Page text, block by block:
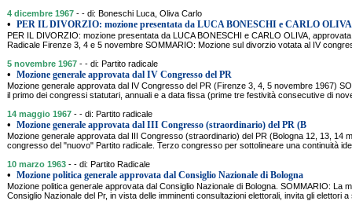
4 dicembre 1967 - - di: Boneschi Luca, Oliva Carlo
• PER IL DIVORZIO: mozione presentata da LUCA BONESCHI e CARLO
PER IL DIVORZIO: mozione presentata da LUCA BONESCHI e CARLO OLIVA,
Radicale Firenze 3, 4 e 5 novembre SOMMARIO: Mozione sul divorzio votata al IV
5 novembre 1967 - - di: Partito radicale
• Mozione generale approvata dal IV Congresso del PR
Mozione generale approvata dal IV Congresso del PR (Firenze 3, 4, 5 novembre 1967)
il primo dei congressi statutari, annuali e a data fissa (prime tre festività consecutive di
14 maggio 1967 - - di: Partito radicale
• Mozione generale approvata dal III Congresso (straordinario) del PR (B
Mozione generale approvata dal III Congresso (straordinario) del PR (Bologna 12, 13, 14
congresso del "nuovo" Partito radicale. Terzo congresso per sottolineare una continuità
10 marzo 1963 - - di: Partito Radicale
• Mozione politica generale approvata dal Consiglio Nazionale di Bologna
Mozione politica generale approvata dal Consiglio Nazionale di Bologna. SOMMARIO: La
Consiglio Nazionale del Pr, in vista delle imminenti consultazioni elettorali, invita gli elettori